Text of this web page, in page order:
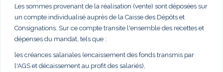
Les sommes provenant de la réalisation (vente) sont déposées sur
un compte individualisé auprès de la Caisse des Dépôts et
Consignations. Sur ce compte transite l'ensemble des recettes et
dépenses du mandat, tels que :
les créances salariales (encaissement des fonds transmis par
l'AGS et décaissement au profit des salariés),